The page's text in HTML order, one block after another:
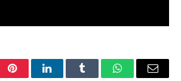
PinterestLinkedInTumblr WhatsAppEmail